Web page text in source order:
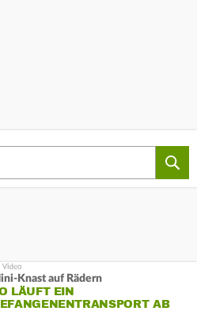
Knast auf Rädern
LÄUFT EIN
AB